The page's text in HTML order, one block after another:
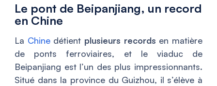
Le pont de Beipanjiang, un record
en Chine
La Chinedétient plusieurs records en matière
de ponts ferroviaires, et le viaduc de
Beipanjiang est l’un des plus impressionnants.
Situé dans la province du Guizhou, il s’élève à